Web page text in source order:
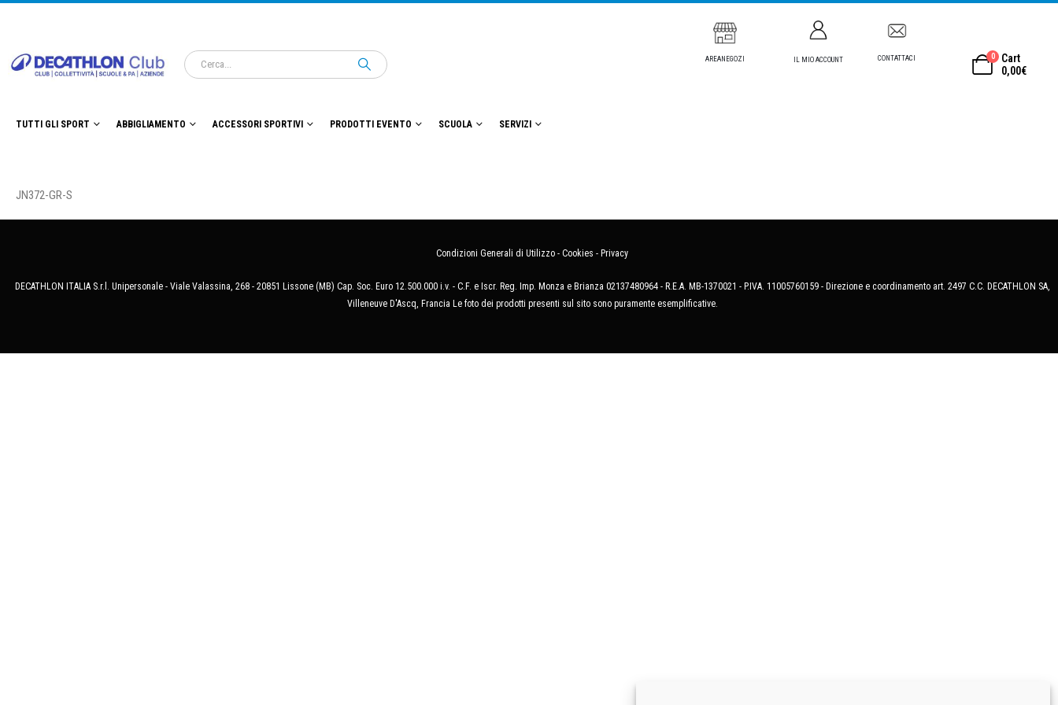
AREANEGOZI IL MIO ACCOUNT CONTATTACI 0
Cart
0,00€
TUTTI GLI SPORT ABBIGLIAMENTO ACCESSORI SPORTIVI PRODOTTI EVENTO SCUOLA SERVIZI
JN372-GR-S
Condizioni Generali di Utilizzo - Cookies - Privacy
DECATHLON ITALIA S.r.l. Unipersonale - Viale Valassina, 268 - 20851 Lissone (MB) Cap. Soc. Euro 12.500.000 i.v. - C.F. e Iscr. Reg. Imp. Monza e Brianza 02137480964 - R.E.A. MB-1370021 - P.IVA. 11005760159 - Direzione e coordinamento art. 2497 C.C. DECATHLON SA,
Villeneuve D'Ascq, Francia Le foto dei prodotti presenti sul sito sono puramente esemplificative.